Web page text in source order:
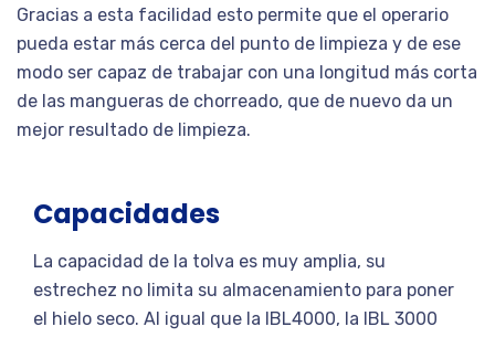
Gracias a esta facilidad esto permite que el operario
pueda estar más cerca del punto de limpieza y de ese
modo ser capaz de trabajar con una longitud más corta
de las mangueras de chorreado, que de nuevo da un
mejor resultado de limpieza.
Capacidades
La capacidad de la tolva es muy amplia, su
estrechez no limita su almacenamiento para poner
el hielo seco. Al igual que la IBL4000, la IBL 3000